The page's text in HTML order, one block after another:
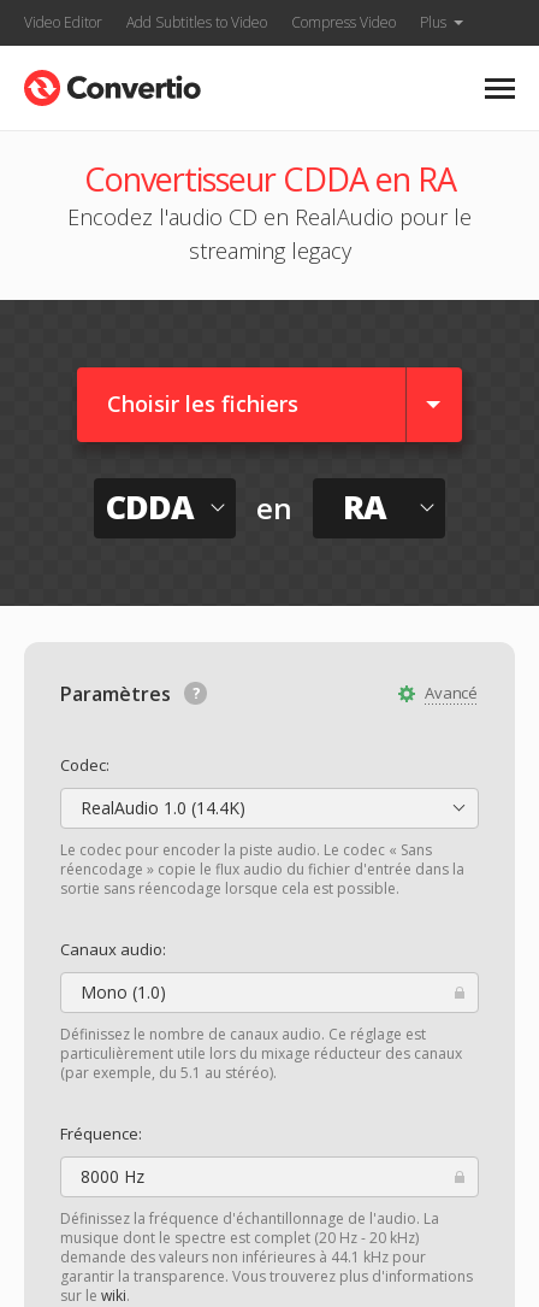
Video Editor Add Subtitles to Video Compress Video Plus
Convertisseur CDDA en RA
Encodez l'audio CD en RealAudio pour le
streaming legacy
Choisir les fichiers
CDDA en RA
Avancé
Paramètres
Codec:
RealAudio 1.0 (14.4K)
Le codec pour encoder la piste audio. Le codec « Sans
réencodage » copie le flux audio du fichier d'entrée dans la
sortie sans réencodage lorsque cela est possible.
Canaux audio:
Mono (1.0)
Définissez le nombre de canaux audio. Ce réglage est
particulièrement utile lors du mixage réducteur des canaux
(par exemple, du 5.1 au stéréo).
Fréquence:
8000 Hz
Définissez la fréquence d'échantillonnage de l'audio. La
musique dont le spectre est complet (20 Hz - 20 kHz)
demande des valeurs non inférieures à 44.1 kHz pour
garantir la transparence. Vous trouverez plus d'informations
sur le wiki.